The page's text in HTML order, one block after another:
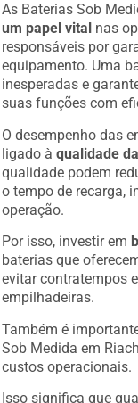
um papel vital nas
responsáveis por
equipamento. Uma
inesperadas e
suas funções com
O desempenho das
ligado à qualidade
qualidade podem
o tempo de recarga,
operação.
Por isso, investir em
baterias que
evitar contratempos
empilhadeiras.
Também é
Sob Medida em
custos operacionais.
Isso significa que